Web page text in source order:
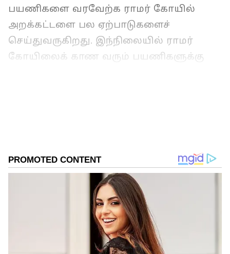
பயணிகளை வரவேற்க ராமர் கோயில்
அறக்கட்டளை பல ஏற்பாடுகளைச்
செய்துவருகிறது. இந்நிலையில் ராமர்
கோயிலைக் காண வரும் பயணிகளுக்கு
Add Asianetnews Tamil as a Preferred